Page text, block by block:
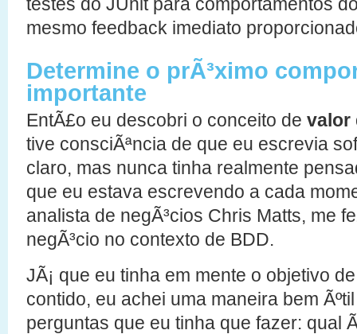
mesmo feedback imediato
Determine o prÃ³ximo
importante
EntÃ£o eu descobri o conceito de valor
tive consciÃªncia de que eu escrevia
claro, mas nunca tinha realmente
que eu estava escrevendo a cada
analista de negÃ³cios Chris Matts, me
negÃ³cio no contexto de BDD.
JÃ¡ que eu tinha em mente o objetivo
contido, eu achei uma maneira bem
perguntas que eu tinha que fazer: qual